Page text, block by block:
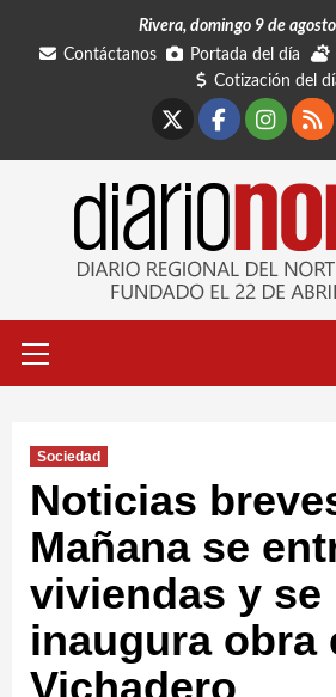
Rivera, domingo 9 de
Contáctanos
Portada del día
Cotización del
primario
Sociedad
Noticias
Mañana se
viviendas y se
inaugura obra
Vichadero